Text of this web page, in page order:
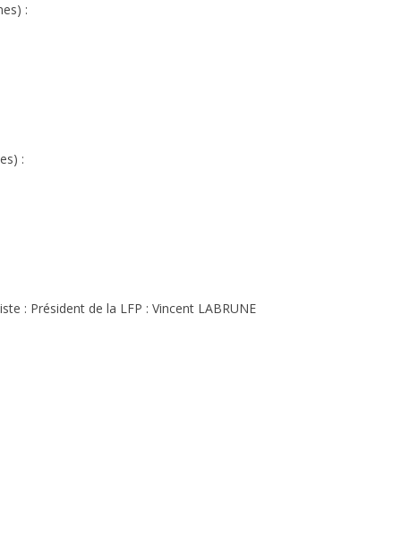
:
:
: Président de la LFP : Vincent LABRUNE